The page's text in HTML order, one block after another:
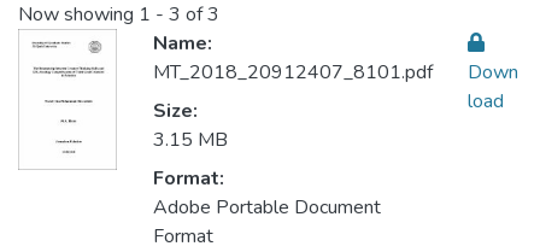
Now showing 1 - 3 of 3
Name:
MT_2018_20912407_8101.pdf
Size:
3.15 MB
Format:
Adobe Portable Document
Format
Down
load